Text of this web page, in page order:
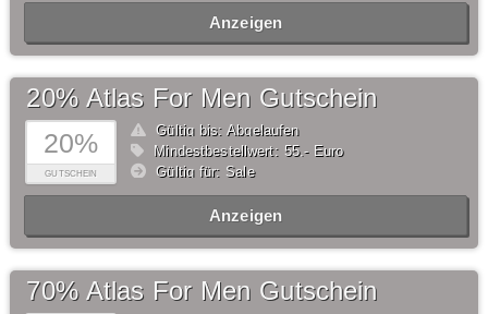
Anzeigen
20%
GUTSCHEIN
20% Atlas For Men Gutschein
Gültig bis: Abgelaufen
Mindestbestellwert: 55,- Euro
Gültig für: Sale
Anzeigen
70% Atlas For Men Gutschein